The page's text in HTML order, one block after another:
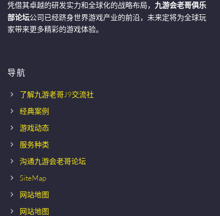
凭借其卓越的研发实力和全球化的战略布局， 九游会老哥俱乐
部论坛公司已经跻身世界游戏产业的前沿，未来定将为全球玩
家带来更多精彩的游戏体验。
导航
了解九游老哥J9交流社
经典案例
游戏动态
服务种类
沟通九游会老哥论坛
SiteMap
网站地图
网站地图